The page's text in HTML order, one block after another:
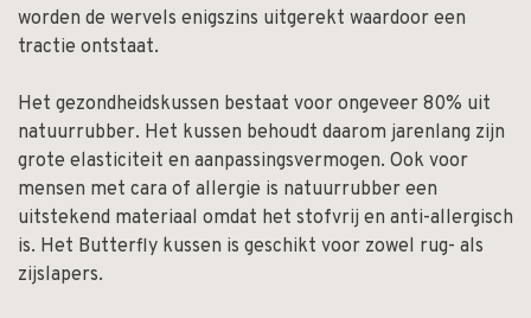
worden de wervels enigszins uitgerekt waardoor een
tractie ontstaat.
Het gezondheidskussen bestaat voor ongeveer 80% uit
natuurrubber. Het kussen behoudt daarom jarenlang zijn
grote elasticiteit en aanpassingsvermogen. Ook voor
mensen met cara of allergie is natuurrubber een
uitstekend materiaal omdat het stofvrij en anti-allergisch
is. Het Butterfly kussen is geschikt voor zowel rug- als
zijslapers.